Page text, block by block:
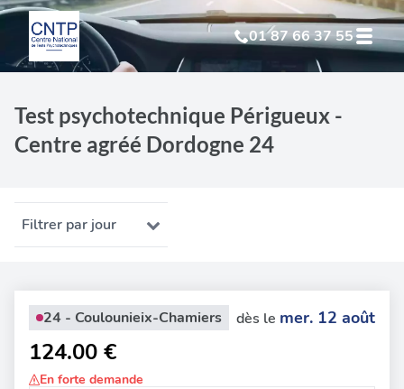
01 87 66 37 55
Test Psychotechniquesuite à annulation
Test Psychotechnique
Test Psychotechnique
Test psychotechnique Périgueux -
Centre agréé Dordogne 24
Filtrer par jour
24 - Coulounieix-Chamiers dès le mer. 12 août
124.00 €
En forte demande